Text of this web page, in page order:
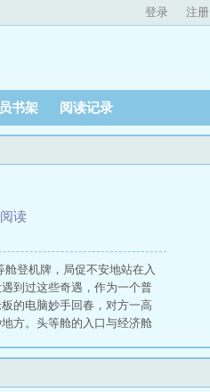
登录 注册
书架 阅读记录
读
登机牌，局促不安地站在入
到过这些奇遇，作为一个普
的电脑妙手回春，对方一高
方。头等舱的入口与经济舱